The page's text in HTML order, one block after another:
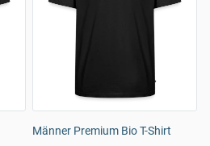
Männer Premium Bio T-Shirt